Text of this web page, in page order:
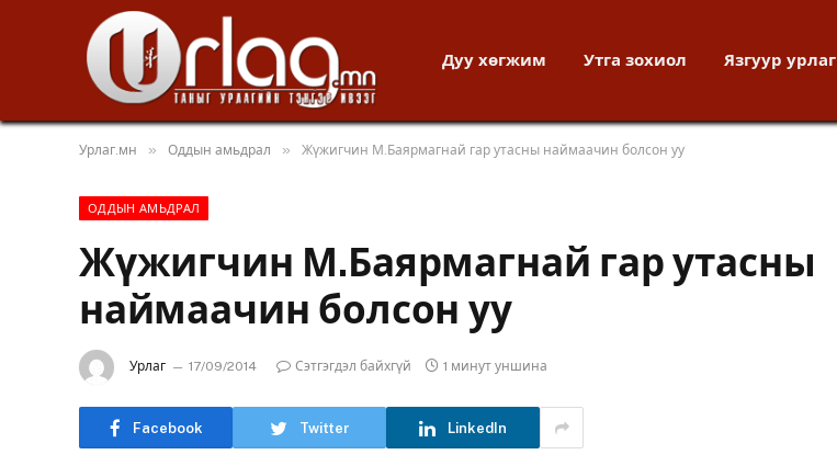
Дуу хөгжим Утга зохиол Язгуур урлаг
Урлаг.мн » Оддын амьдрал » Жүжигчин М.Баярмагнай гар утасны наймаачин болсон уу
ОДДЫН АМЬДРАЛ
Жүжигчин М.Баярмагнай гар утасны
наймаачин болсон уу
Урлаг 17/09/2014 Сэтгэгдэл байхгүй 1 минут уншина
Facebook Twitter LinkedIn